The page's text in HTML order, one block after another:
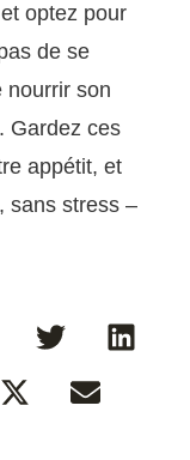
optez pour
de se
nourrir son
Gardez ces
appétit, et
sans stress –